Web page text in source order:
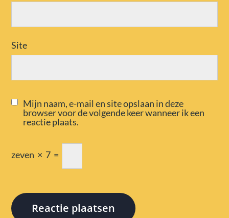
Site
Mijn naam, e-mail en site opslaan in deze
browser voor de volgende keer wanneer ik een
reactie plaats.
zeven × 7 =